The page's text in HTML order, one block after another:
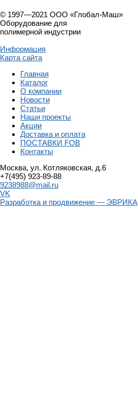
© 1997—2021 ООО «Глобал-Маш»
Оборудование для
полимерной индустрии
Информация
Карта сайта
Главная
Каталог
О компании
Новости
Статьи
Наши проекты
Акции
Доставка и оплата
ПОСТАВКИ FOB
Контакты
Москва, ул. Котляковская, д.6
+7(495) 923-89-88
9238988@mail.ru
VK
Разработка и продвижение — ЭВРИКА